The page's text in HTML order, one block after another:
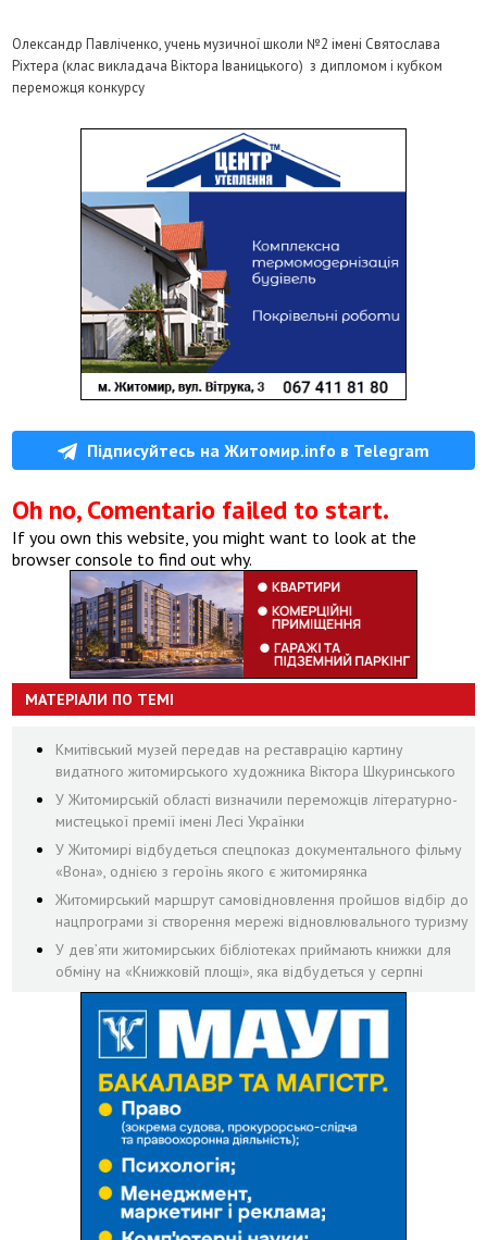
Олександр Павліченко, учень музичної школи №2 імені Святослава
Ріхтера (клас викладача Віктора Іваницького) з дипломом і кубком
переможця конкурсу
Підписуйтесь на Житомир.info в Telegram
Oh no, Comentario failed to start.
If you own this website, you might want to look at the
browser console to find out why.
МАТЕРІАЛИ ПО ТЕМІ
Кмитівський музей передав на реставрацію картину
видатного житомирського художника Віктора Шкуринського
У Житомирській області визначили переможців літературно-
мистецької премії імені Лесі Українки
У Житомирі відбудеться спецпоказ документального фільму
«Вона», однією з героїнь якого є житомирянка
Житомирський маршрут самовідновлення пройшов відбір до
нацпрограми зі створення мережі відновлювального туризму
У дев’яти житомирських бібліотеках приймають книжки для
обміну на «Книжковій площі», яка відбудеться у серпні